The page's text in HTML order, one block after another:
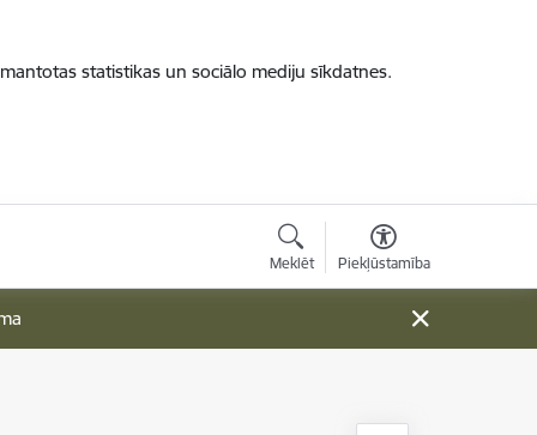
statistikas un sociālo mediju sīkdatnes.
Meklēt Piekļūstamība